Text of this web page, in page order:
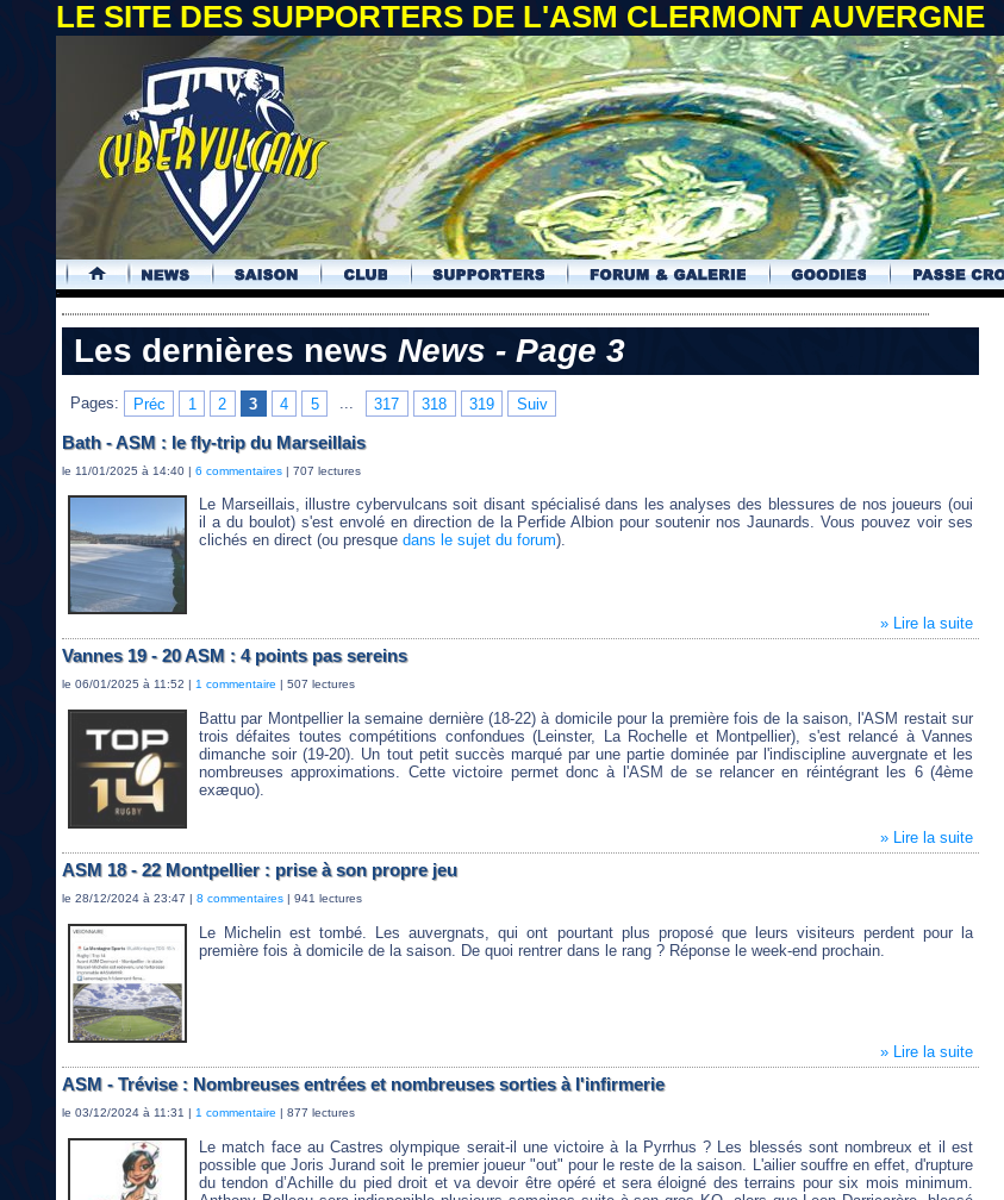
LE SITE DES SUPPORTERS DE L'ASM CLERMONT AUVERGNE
.
Les dernières news News - Page 3
Pages: Préc 1 2 3 4 5 ... 317 318 319 Suiv
Bath - ASM : le fly-trip du Marseillais
le 11/01/2025 à 14:40 | 6 commentaires | 707 lectures
Le Marseillais, illustre cybervulcans soit disant spécialisé dans les analyses des blessures de nos joueurs (oui
il a du boulot) s'est envolé en direction de la Perfide Albion pour soutenir nos Jaunards. Vous pouvez voir ses
clichés en direct (ou presque dans le sujet du forum).
» Lire la suite
Vannes 19 - 20 ASM : 4 points pas sereins
le 06/01/2025 à 11:52 | 1 commentaire | 507 lectures
Battu par Montpellier la semaine dernière (18-22) à domicile pour la première fois de la saison, l'ASM restait sur
trois défaites toutes compétitions confondues (Leinster, La Rochelle et Montpellier), s'est relancé à Vannes
dimanche soir (19-20). Un tout petit succès marqué par une partie dominée par l'indiscipline auvergnate et les
nombreuses approximations. Cette victoire permet donc à l'ASM de se relancer en réintégrant les 6 (4ème
exæquo).
» Lire la suite
ASM 18 - 22 Montpellier : prise à son propre jeu
le 28/12/2024 à 23:47 | 8 commentaires | 941 lectures
Le Michelin est tombé. Les auvergnats, qui ont pourtant plus proposé que leurs visiteurs perdent pour la
première fois à domicile de la saison. De quoi rentrer dans le rang ? Réponse le week-end prochain.
» Lire la suite
ASM - Trévise : Nombreuses entrées et nombreuses sorties à l'infirmerie
le 03/12/2024 à 11:31 | 1 commentaire | 877 lectures
Le match face au Castres olympique serait-il une victoire à la Pyrrhus ? Les blessés sont nombreux et il est
possible que Joris Jurand soit le premier joueur "out" pour le reste de la saison. L'ailier souffre en effet, d'rupture
du tendon d’Achille du pied droit et va devoir être opéré et sera éloigné des terrains pour six mois minimum.